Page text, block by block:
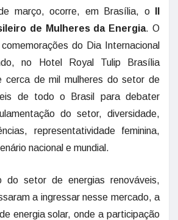
março, ocorre, em Brasília, o
de Mulheres da Energia. O
do Dia Internacional
no Hotel Royal Tulip Brasília
cerca de mil mulheres do setor de
de todo o Brasil para debater
do setor, diversidade,
representatividade feminina,
nacional e mundial.
do setor de energias renováveis,
a ingressar nesse mercado, a
energia solar, onde a participação